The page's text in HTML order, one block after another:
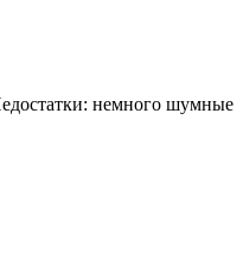
немного шумные